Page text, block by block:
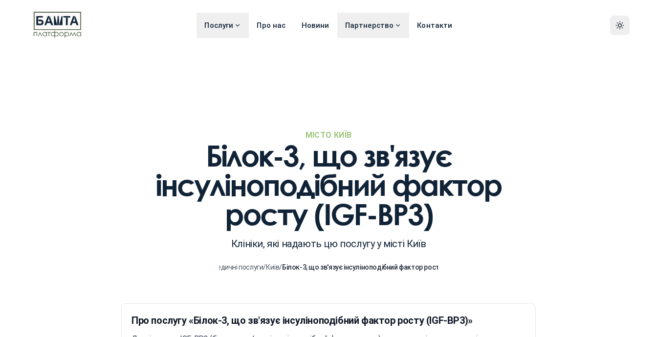
Послуги Про нас Новини Партнерство Контакти
МІСТО КИЇВ
Білок-3, що зв'язує
інсуліноподібний фактор
росту (IGF-BP3)
Клініки, які надають цю послугу у місті Київ
Медичні послуги/Київ/Білок-3, що зв'язує інсуліноподібний фактор росту (IGF-BP3)
Про послугу «Білок-3, що зв'язує інсуліноподібний фактор росту (IGF-BP3)»